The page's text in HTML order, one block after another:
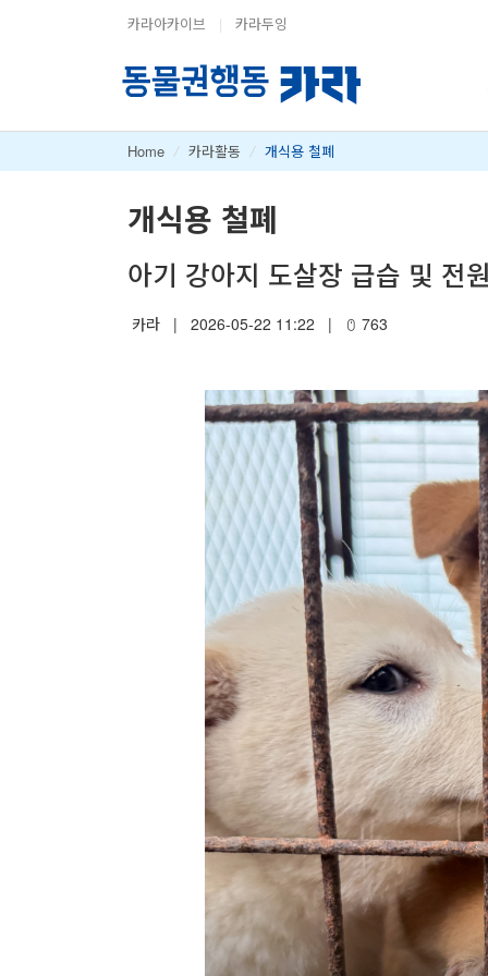
카라아카이브 | 카라두잉
Home / 카라활동 / 개식용 철폐
개식용 철폐
아기 강아지 도살장 급습 및 전
카라 | 2026-05-22 11:22 | 763